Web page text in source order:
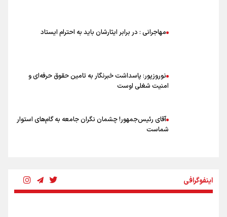
شاهرخی: اندازه داشته‌هایمان از بازار جام جهانی برداشت کردیم/ دودستی
سرنوشت صعود را به تیم‌های دیگر سپردیم
مهاجرانی : در برابر ایثارشان باید به احترام ایستاد
نوروزپور: پاسداشت خبرنگار به تامین حقوق حرفه‌ای و
امنیت شغلی اوست
آقای رئیس‌جمهور! چشمان نگران جامعه به گام‌های استوار
شماست
اینفوگرافی